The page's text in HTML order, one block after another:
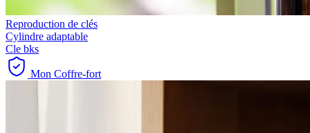
Reproduction de clés
Cylindre adaptable
Cle bks
Mon Coffre-fort